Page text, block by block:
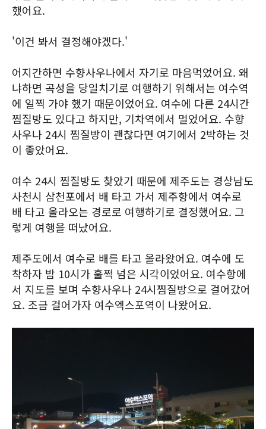
했어요.
'이건 봐서 결정해야겠다.'
어지간하면 수향사우나에서 자기로 마음먹었어요. 왜
냐하면 곡성을 당일치기로 여행하기 위해서는 여수역
에 일찍 가야 했기 때문이었어요. 여수에 다른 24시간
찜질방도 있다고 하지만, 기차역에서 멀었어요. 수향
사우나 24시 찜질방이 괜찮다면 여기에서 2박하는 것
이 좋았어요.
여수 24시 찜질방도 찾았기 때문에 제주도는 경상남도
사천시 삼천포에서 배 타고 가서 제주항에서 여수로
배 타고 올라오는 경로로 여행하기로 결정했어요. 그
렇게 여행을 떠났어요.
제주도에서 여수로 배를 타고 올라왔어요. 여수에 도
착하자 밤 10시가 훌쩍 넘은 시각이었어요. 여수항에
서 지도를 보며 수향사우나 24시찜질방으로 걸어갔어
요. 조금 걸어가자 여수엑스포역이 나왔어요.